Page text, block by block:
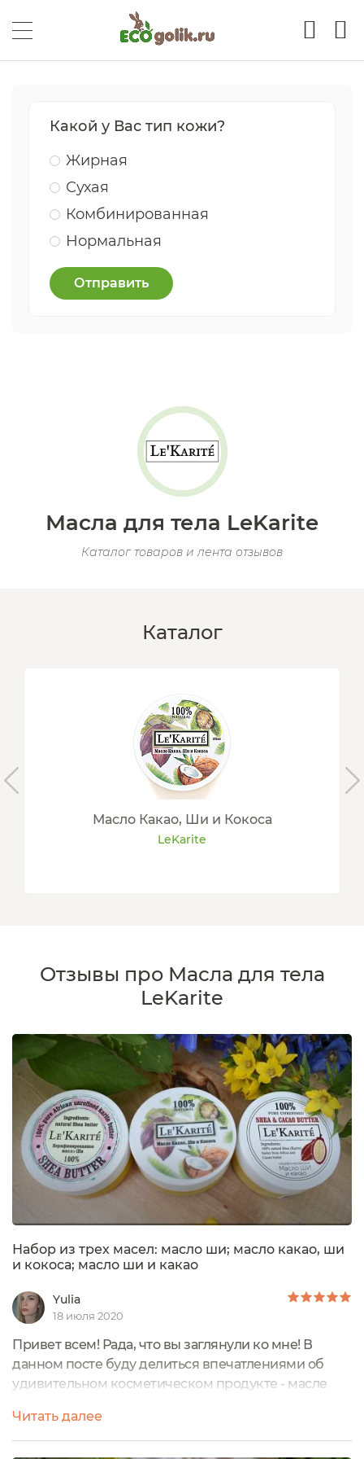
Какой у Вас тип кожи?
Жирная
Сухая
Комбинированная
Нормальная
Отправить
Масла для тела LeKarite
Каталог товаров и лента отзывов
Каталог
Масло Какао, Ши и Кокоса
LeKarite
Отзывы про Масла для тела
LeKarite
Набор из трех масел: масло ши; масло какао, ши
и кокоса; масло ши и какао
Yulia
18 июля 2020
Привет всем! Рада, что вы заглянули ко мне! В
данном посте буду делиться впечатлениями об
удивительном косметическом продукте - масле
Ши и Какао; Какао, Ши и Кокоса Ценное
нерафинированное масло ши доставляется из
Читать далее